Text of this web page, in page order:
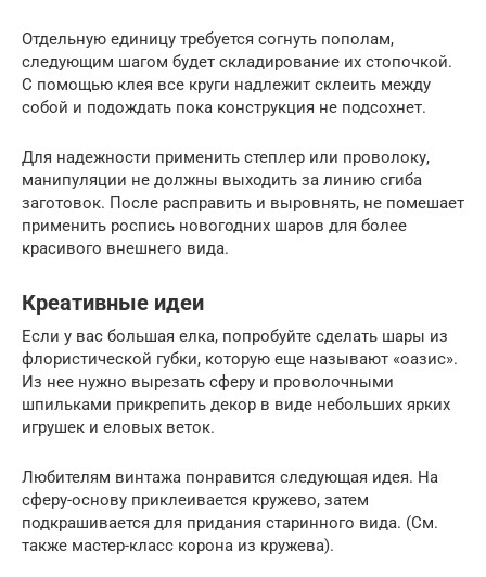
Отдельную единицу требуется согнуть пополам,
следующим шагом будет складирование их стопочкой.
С помощью клея все круги надлежит склеить между
собой и подождать пока конструкция не подсохнет.
Для надежности применить степлер или проволоку,
манипуляции не должны выходить за линию сгиба
заготовок. После расправить и выровнять, не помешает
применить роспись новогодних шаров для более
красивого внешнего вида.
Креативные идеи
Если у вас большая елка, попробуйте сделать шары из
флористической губки, которую еще называют «оазис».
Из нее нужно вырезать сферу и проволочными
шпильками прикрепить декор в виде небольших ярких
игрушек и еловых веток.
Любителям винтажа понравится следующая идея. На
сферу-основу приклеивается кружево, затем
подкрашивается для придания старинного вида. (См.
также мастер-класс корона из кружева).